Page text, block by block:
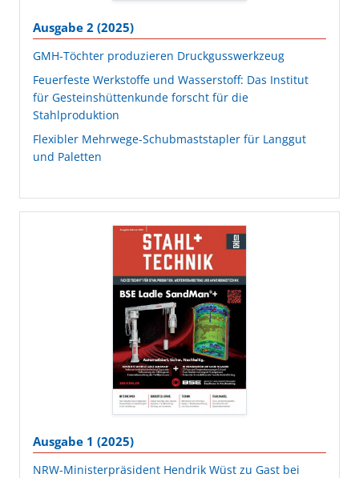
Ausgabe 2 (2025)
GMH-Töchter produzieren Druckgusswerkzeug
Feuerfeste Werkstoffe und Wasserstoff: Das Institut
für Gesteinshüttenkunde forscht für die
Stahlproduktion
Flexibler Mehrwege-Schubmaststapler für Langgut
und Paletten
Ausgabe 1 (2025)
NRW-Ministerpräsident Hendrik Wüst zu Gast bei